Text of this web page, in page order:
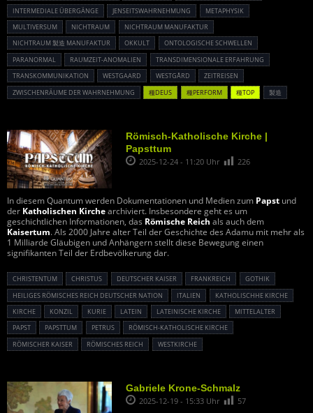
INTERMEDIALE ÜBERGÄNGE
JENSEITSWAHRNEHMUNG
METAPHYSIK
MULTIVERSUM
NICHTRAUM
NICHTRAUM MANUFAKTUR
NICHTRAUM 製造 MANUFAKTUR
OKKULT
ONTOLOGISCHE SCHWELLEN
PARANORMAL
RAUMZEIT-ANOMALIEN
TRANSDIMENSIONALE ERFAHRUNG
TRANSKOMMUNIKATION
WESTGAARD WESTGÅRD
ZEITREISEN
ZWISCHENRÄUME DER WAHRNEHMUNG
種DEUS 種PERFORM 種TOP 製造
Römisch-Katholische Kirche |
Papsttum
2025-12-24 - 11:20 Uhr 226
In diesem Quantum werden Dokumentationen und Medien zum Papst und
der Katholischen Kirchearchiviert. Insbesondere geht es um
geschichtlichen Informationen, das Römische Reich als auch dem
Kaisertum. Als 2000 Jahre alter Teil der Geschichte des Adamu mit mehr als
1 Milliarde Gläubigen und Anhängern stellt diese Bewegung einen
signifikanten Teil der Erdbevölkerung dar.
CHRISTENTUM CHRISTUS DEUTSCHER KAISER FRANKREICH
GOTHIK
HEILIGES RÖMISCHES REICH DEUTSCHER NATION
ITALIEN
KATHOLISCHHE KIRCHE
KIRCHE
KONZIL KURIE LATEIN LATEINISCHE KIRCHE
MITTELALTER
PAPST
PAPSTTUM PETRUS
RÖMISCH-KATHOLISCHE KIRCHE
RÖMISCHER KAISER
RÖMISCHES REICH WESTKIRCHE
Gabriele Krone-Schmalz
2025-12-19 - 15:33 Uhr 57